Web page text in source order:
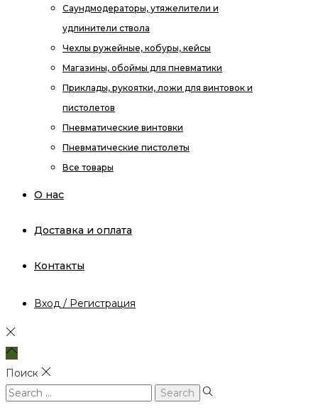
Саундмодераторы, утяжелители и
удлинители ствола
Чехлы ружейные, кобуры, кейсы
Магазины, обоймы для пневматики
Приклады, рукоятки, ложи для винтовок и
пистолетов
Пневматические винтовки
Пневматические пистолеты
Все товары
О нас
Доставка и оплата
Контакты
Вход / Регистрация
Поиск
Search